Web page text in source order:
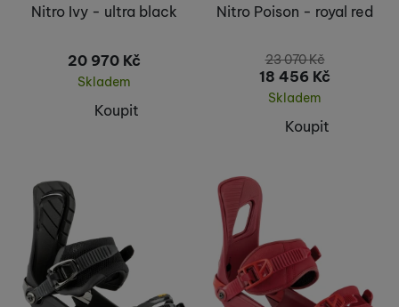
Nitro Ivy - ultra black
20 970 Kč
Skladem
Koupit
Nitro Poison - royal red
23 070Kč
18 456 Kč
Skladem
Koupit